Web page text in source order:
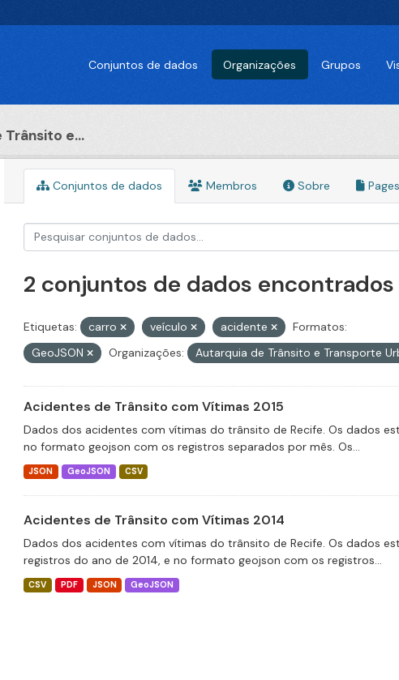
Conjuntos de dados Organizações Grupos
e...
Conjuntos de dados Membros Sobre Pages
2 conjuntos de dados encontrados
Etiquetas: carro veículo acidente
Formatos:
GeoJSON
Organizações: Autarquia de Trânsito e Transporte
Acidentes de Trânsito com Vítimas 2015
Dados dos acidentes com vítimas do trânsito de Recife. Os dados
no formato geojson com os registros separados por mês. Os...
JSON GeoJSON CSV
Acidentes de Trânsito com Vítimas 2014
Dados dos acidentes com vítimas do trânsito de Recife. Os dados
registros do ano de 2014, e no formato geojson com os registros...
CSV PDF JSON GeoJSON